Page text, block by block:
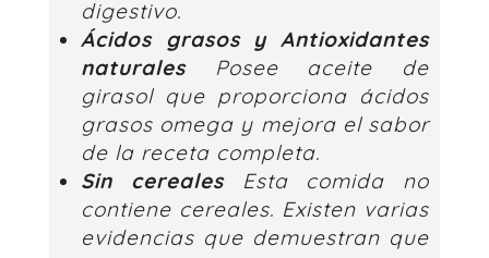
digestivo.
Ácidos grasos y Antioxidantes
naturales
Posee aceite de
girasol que proporciona ácidos
grasos omega y mejora el sabor
de la receta completa.
Sin cereales
Esta comida no
contiene cereales. Existen varias
evidencias que demuestran que